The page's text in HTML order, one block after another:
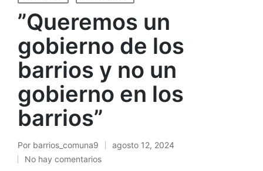
en
”Queremos un
gobierno de los
barrios y no un
gobierno en los
barrios”
Publicado
por
Por barrios_comuna9
agosto 12, 2024
No hay comentarios